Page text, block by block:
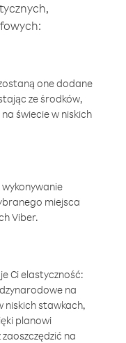
one dodane
ze środków,
świecie w niskich
miejsca
Viber.
Ci elastyczność:
na
niskich stawkach,
planowi
na